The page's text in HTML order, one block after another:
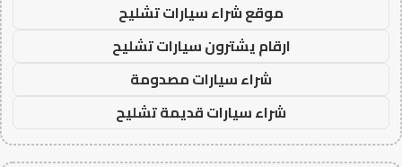
موقع شراء سيارات تشليح
ارقام يشترون سيارات تشليح
شراء سيارات مصدومة
شراء سيارات قديمة تشليح